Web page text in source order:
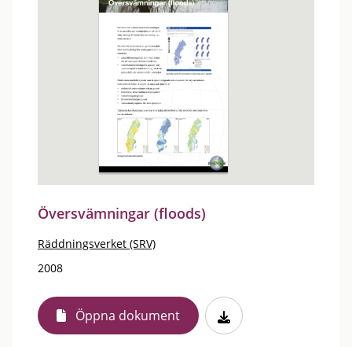
Översvämningar (floods)
Räddningsverket (SRV)
2008
Öppna dokument